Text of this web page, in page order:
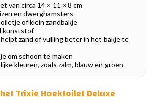
van circa 14 × 11 × 8 cm
en dwerghamsters
of klein zandbakje
kunststof
zand of vulling beter in het bakje te
om schoon te maken
kleuren, zoals zalm, blauw en groen
Trixie Hoektoilet Deluxe